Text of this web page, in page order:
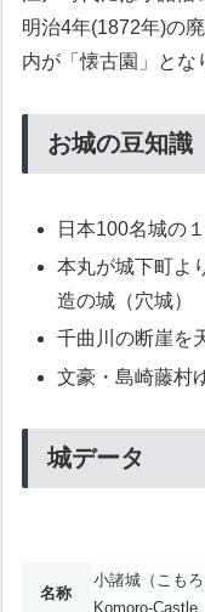
明治4年(1872年)の
内が「懐古園」とな
お城の豆知識
日本100名城の
本丸が城下町よ
造の城（穴城）
千曲川の断崖を
文豪・島崎藤村
城データ
名称
小諸城（こもろ
Komoro-Castle